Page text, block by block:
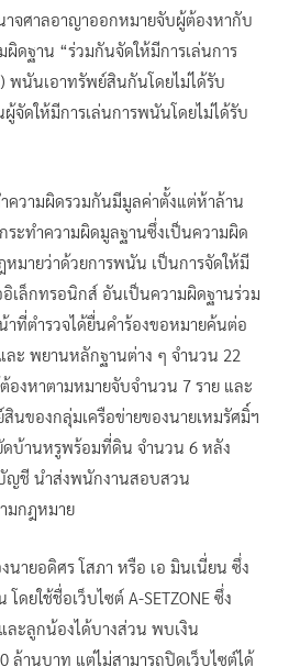
าจศาลอาญาออกหมายจับผู้ต้องหากับ
ดฐาน “ร่วมกันจัดให้มีการเล่นการ
พนันเอาทรัพย์สินกันโดยไม่ได้รับ
จัดให้มีการเล่นการพนันโดยไม่ได้รับ
าความผิดรวมกันมีมูลค่าตั้งแต่ห้าล้าน
ะทําความผิดมูลฐานซึ่งเป็นความผิด
มายว่าด้วยการพนัน เป็นการจัดให้มี
เล็กทรอนิกส์ อันเป็นความผิดฐานร่วม
ที่ตํารวจได้ยื่นคําร้องขอหมายค้นต่อ
ะ พยานหลักฐานต่าง ๆ จํานวน 22
องหาตามหมายจับจํานวน 7 ราย และ
นของกลุ่มเครือข่ายของนายเหมรัศมิ์ฯ
ดบ้านหรูพร้อมที่ดิน จํานวน 6 หลัง
ญชี นําส่งพนักงานสอบสวน
มกฎหมาย
นายอดิศร โสภา หรือ เอ มินเนี่ยน ซึ่ง
ยใช้ชื่อเว็บไซต์ A-SETZONE ซึ่ง
ละลูกน้องได้บางส่วน พบเงิน
ล้านบาท แต่ไม่สามารถปิดเว็บไซต์ได้